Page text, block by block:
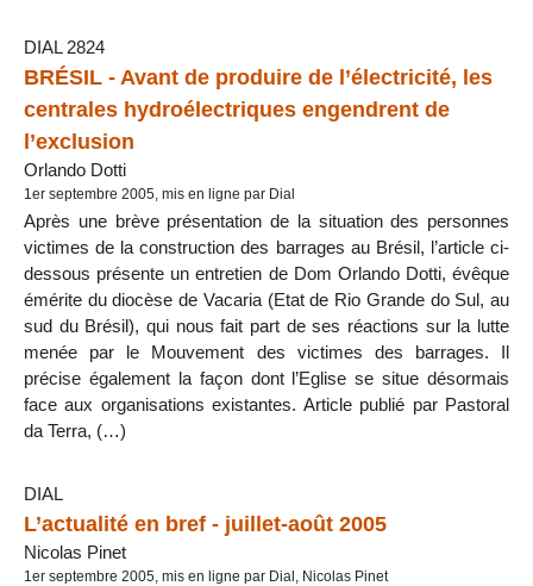
DIAL 2824
BRÉSIL - Avant de produire de l’électricité, les
centrales hydroélectriques engendrent de
l’exclusion
Orlando Dotti
1er septembre 2005, mis en ligne par Dial
Après une brève présentation de la situation des personnes
victimes de la construction des barrages au Brésil, l’article ci-
dessous présente un entretien de Dom Orlando Dotti, évêque
émérite du diocèse de Vacaria (Etat de Rio Grande do Sul, au
sud du Brésil), qui nous fait part de ses réactions sur la lutte
menée par le Mouvement des victimes des barrages. Il
précise également la façon dont l’Eglise se situe désormais
face aux organisations existantes. Article publié par Pastoral
da Terra, (…)
DIAL
L’actualité en bref - juillet-août 2005
Nicolas Pinet
1er septembre 2005, mis en ligne par Dial, Nicolas Pinet